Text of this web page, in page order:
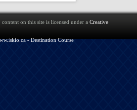
on this site is licensed under a Creative
- Destination Course